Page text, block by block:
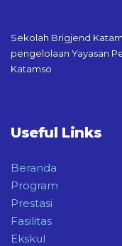
Sekolah Brigjend
pengelolaan Yayasan
Katamso
Useful Links
Beranda
Program
Prestasi
Fasilitas
Ekskul